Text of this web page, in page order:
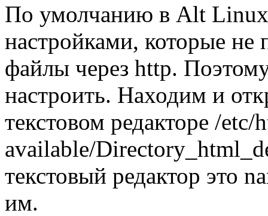
По умолчанию в Alt Linux
настройками, которые не
файлы через http.
настроить. Находим и
текстовом редакторе /
available/
текстовый редактор это
им.